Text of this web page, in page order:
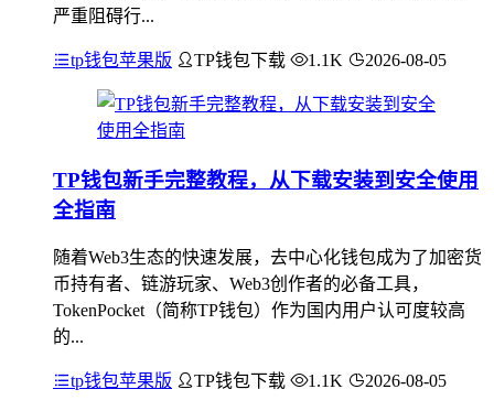
严重阻碍行...
tp钱包苹果版 TP钱包下载 1.1K 2026-08-05
TP钱包新手完整教程，从下载安装到安全使用
全指南
随着Web3生态的快速发展，去中心化钱包成为了加密货
币持有者、链游玩家、Web3创作者的必备工具，
TokenPocket（简称TP钱包）作为国内用户认可度较高
的...
tp钱包苹果版 TP钱包下载 1.1K 2026-08-05